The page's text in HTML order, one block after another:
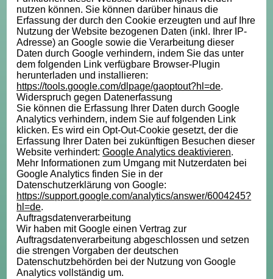
nutzen können. Sie können darüber hinaus die
Erfassung der durch den Cookie erzeugten und auf Ihre
Nutzung der Website bezogenen Daten (inkl. Ihrer IP-
Adresse) an Google sowie die Verarbeitung dieser
Daten durch Google verhindern, indem Sie das unter
dem folgenden Link verfügbare Browser-Plugin
herunterladen und installieren:
https://tools.google.com/dlpage/gaoptout?hl=de.
Widerspruch gegen Datenerfassung
Sie können die Erfassung Ihrer Daten durch Google
Analytics verhindern, indem Sie auf folgenden Link
klicken. Es wird ein Opt-Out-Cookie gesetzt, der die
Erfassung Ihrer Daten bei zukünftigen Besuchen dieser
Website verhindert:Google Analytics deaktivieren.
Mehr Informationen zum Umgang mit Nutzerdaten bei
Google Analytics finden Sie in der
Datenschutzerklärung von Google:
https://support.google.com/analytics/answer/6004245?
hl=de.
Auftragsdatenverarbeitung
Wir haben mit Google einen Vertrag zur
Auftragsdatenverarbeitung abgeschlossen und setzen
die strengen Vorgaben der deutschen
Datenschutzbehörden bei der Nutzung von Google
Analytics vollständig um.